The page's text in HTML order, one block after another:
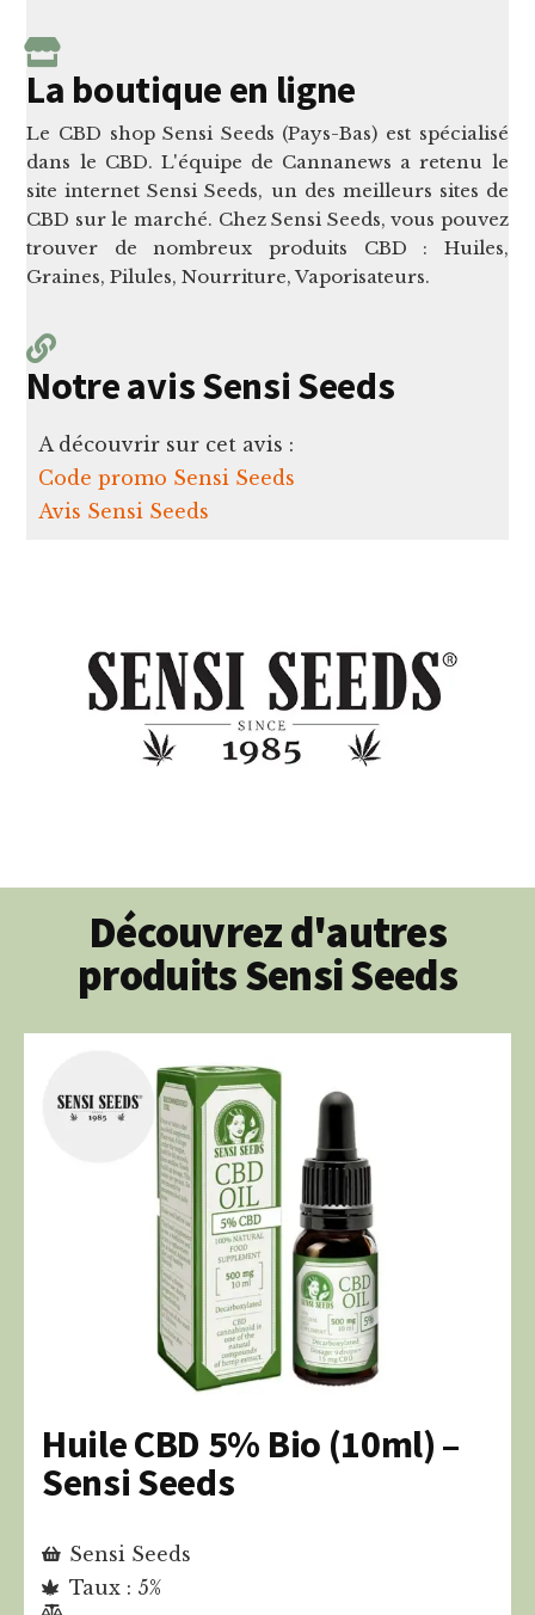
La boutique en ligne
Le CBD shop Sensi Seeds (Pays-Bas) est spécialisé
dans le CBD. L'équipe de Cannanews a retenu le
site internet Sensi Seeds, un des meilleurs sites de
CBD sur le marché. Chez Sensi Seeds, vous pouvez
trouver de nombreux produits CBD : Huiles,
Graines, Pilules, Nourriture, Vaporisateurs.
Notre avis Sensi Seeds
A découvrir sur cet avis :
Code promo Sensi Seeds
Avis Sensi Seeds
Découvrez d'autres
produits Sensi Seeds
Huile CBD 5% Bio (10ml) –
Sensi Seeds
Sensi Seeds
Taux : 5%